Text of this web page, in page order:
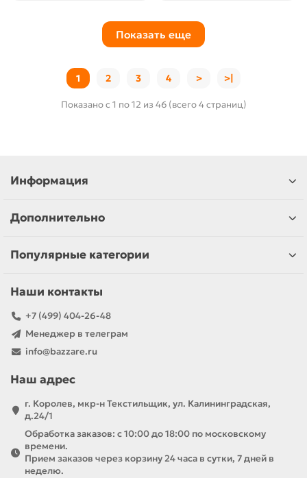
Показать еще
1 2 3 4 > >|
Показано с 1 по 12 из 46 (всего 4 страниц)
Информация
Дополнительно
Популярные категории
Наши контакты
+7 (499) 404-26-48
Менеджер в телеграм
info@bazzare.ru
Наш адрес
г. Королев, мкр-н Текстильщик, ул. Калининградская,
д.24/1
Обработка заказов: с 10:00 до 18:00 по московскому
времени.
Прием заказов через корзину 24 часа в сутки, 7 дней в
неделю.